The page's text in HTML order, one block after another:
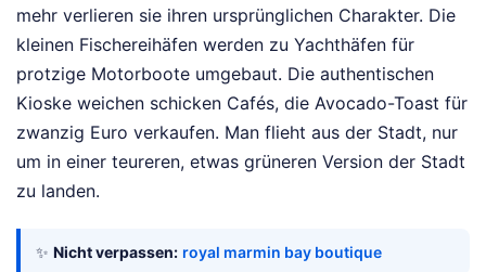
mehr verlieren sie ihren ursprünglichen Charakter. Die
kleinen Fischereihäfen werden zu Yachthäfen für
protzige Motorboote umgebaut. Die authentischen
Kioske weichen schicken Cafés, die Avocado-Toast für
zwanzig Euro verkaufen. Man flieht aus der Stadt, nur
um in einer teureren, etwas grüneren Version der Stadt
zu landen.
✨ Nicht verpassen: royal marmin bay boutique